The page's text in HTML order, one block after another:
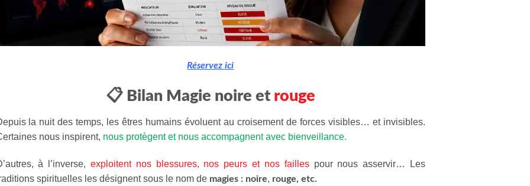
Réservez ici
📋 Bilan Magie noire et rouge
la nuit des temps, les êtres humains évoluent au croisement de forces visibles… et invisibles.
nous inspirent, nous protègent et nous accompagnent avec bienveillance.
à l’inverse, exploitent nos blessures, nos peurs et nos faillespour nous asservir… Les
spirituelles les désignent sous le nom de magies : noire, rouge, etc.